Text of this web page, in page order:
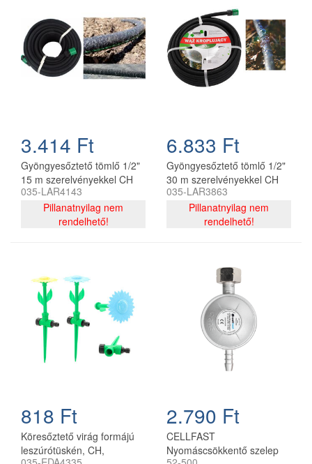
3.414 Ft
Gyöngyesőztető tömlő 1/2"
15 m szerelvényekkel CH
035-LAR4143
Pillanatnyilag nem
rendelhető!
6.833 Ft
Gyöngyesőztető tömlő 1/2"
30 m szerelvényekkel CH
035-LAR3863
Pillanatnyilag nem
rendelhető!
818 Ft
Köresőztető virág formájú
leszúrótüskén, CH,
2.790 Ft
CELLFAST
Nyomáscsökkentő szelep